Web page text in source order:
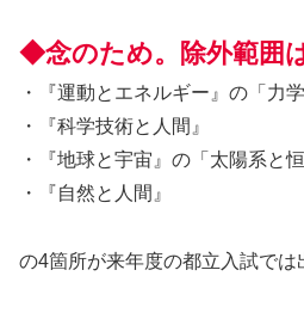
◆念のため。除外範囲
・『運動とエネルギー』の「力
・『科学技術と人間』
・『地球と宇宙』の「太陽系と恒
・『自然と人間』
の4箇所が来年度の都立入試では